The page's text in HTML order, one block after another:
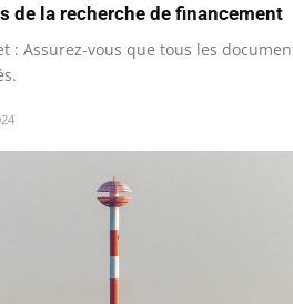
de la recherche de financement
: Assurez-vous que tous les